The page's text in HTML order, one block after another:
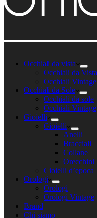
Occhiali da vista
Occhiali da Vista
Occhiali Vintage
Occhiali da Sole
Occhiali da sole
Occhiali Vintage
Gioielli
Gioielli
Anelli
Bracciali
Collane
Orecchini
Gioielli d’epoca
Orologi
Orologi
Orologi Vintage
Brand
Chi siamo